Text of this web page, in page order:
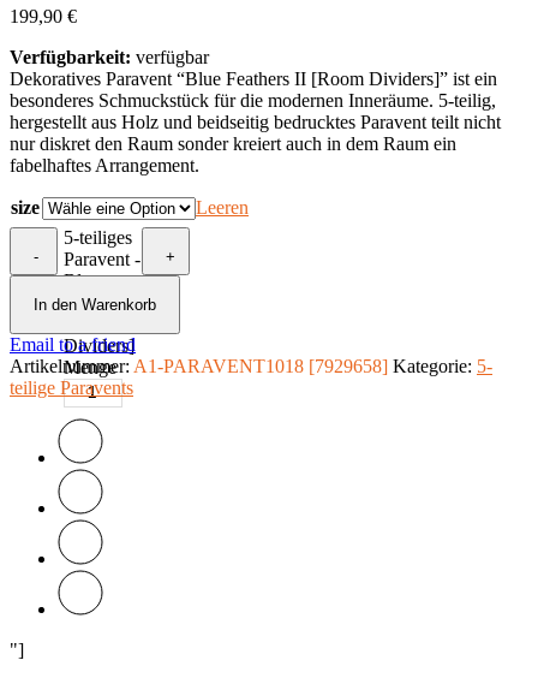
199,90 €
Verfügbarkeit: verfügbar
Dekoratives Paravent “Blue Feathers II [Room Dividers]” ist ein
besonderes Schmuckstück für die modernen Inneräume. 5-teilig,
hergestellt aus Holz und beidseitig bedrucktes Paravent teilt nicht
nur diskret den Raum sonder kreiert auch in dem Raum ein
fabelhaftes Arrangement.
size Leeren
-
5-teiliges
Paravent -
Blue
Feathers
Dividers]
Menge
+
In den Warenkorb
Email to a friend
Artikelnummer: A1-PARAVENT1018 [7929658] Kategorie: 5-
teilige Paravents
"]